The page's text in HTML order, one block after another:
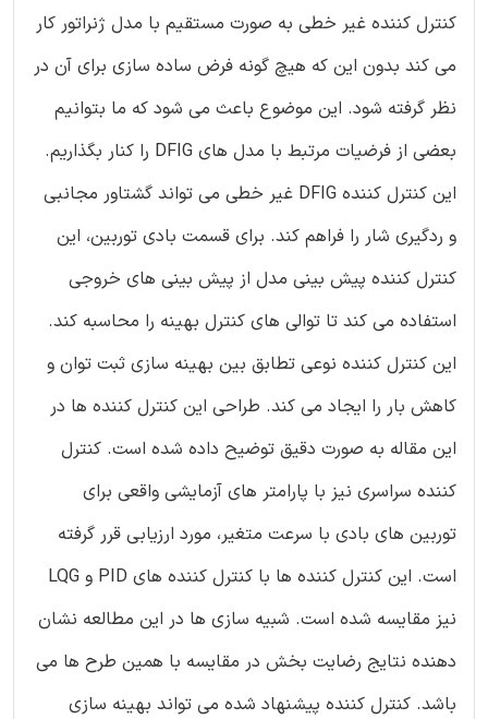
کنترل کننده غیر خطی به صورت مستقیم با مدل ژنراتور کار
می کند بدون این که هیچ گونه فرض ساده سازی برای آن در
نظر گرفته شود. این موضوع باعث می شود که ما بتوانیم
بعضی از فرضیات مرتبط با مدل های DFIG را کنار بگذاریم.
این کنترل کننده DFIG غیر خطی می تواند گشتاور مجانبی
و ردگیری شار را فراهم کند. برای قسمت بادی توربین، این
کنترل کننده پیش بینی مدل از پیش بینی های خروجی
استفاده می کند تا توالی های کنترل بهینه را محاسبه کند.
این کنترل کننده نوعی تطابق بین بهینه سازی ثبت توان و
کاهش بار را ایجاد می کند. طراحی این کنترل کننده ها در
این مقاله به صورت دقیق توضیح داده شده است. کنترل
کننده سراسری نیز با پارامتر های آزمایشی واقعی برای
توربین های بادی با سرعت متغیر، مورد ارزیابی قرر گرفته
است. این کنترل کننده ها با کنترل کننده های PID و LQG
نیز مقایسه شده است. شبیه سازی ها در این مطالعه نشان
دهنده نتایج رضایت بخش در مقایسه با همین طرح ها می
باشد. کنترل کننده پیشنهاد شده می تواند بهینه سازی